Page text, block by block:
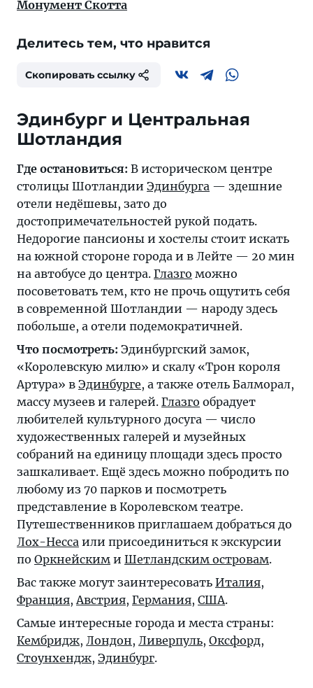
Монумент Скотта
Делитесь тем, что нравится
Скопировать ссылку
Эдинбург и Центральная
Шотландия
Где остановиться: В историческом центре
столицы Шотландии Эдинбурга — здешние
отели недёшевы, зато до
достопримечательностей рукой подать.
Недорогие пансионы и хостелы стоит искать
на южной стороне города и в Лейте — 20 мин
на автобусе до центра. Глазго можно
посоветовать тем, кто не прочь ощутить себя
в современной Шотландии — народу здесь
побольше, а отели подемократичней.
Что посмотреть: Эдинбургский замок,
«Королевскую милю» и скалу «Трон короля
Артура» в Эдинбурге, а также отель Балморал,
массу музеев и галерей. Глазго обрадует
любителей культурного досуга — число
художественных галерей и музейных
собраний на единицу площади здесь просто
зашкаливает. Ещё здесь можно побродить по
любому из 70 парков и посмотреть
представление в Королевском театре.
Путешественников приглашаем добраться до
Лох-Несса или присоединиться к экскурсии
по Оркнейским и Шетландским островам.
Вас также могут заинтересовать Италия,
Франция, Австрия, Германия, США.
Самые интересные города и места страны:
Кембридж, Лондон, Ливерпуль, Оксфорд,
Стоунхендж, Эдинбург.